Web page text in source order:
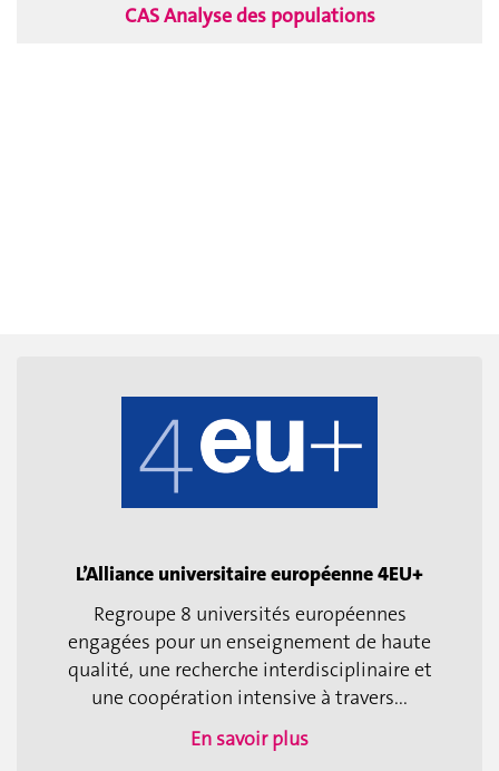
CAS Analyse des populations
L’Alliance universitaire européenne 4EU+
Regroupe 8 universités européennes
engagées pour un enseignement de haute
qualité, une recherche interdisciplinaire et
une coopération intensive à travers...
En savoir plus